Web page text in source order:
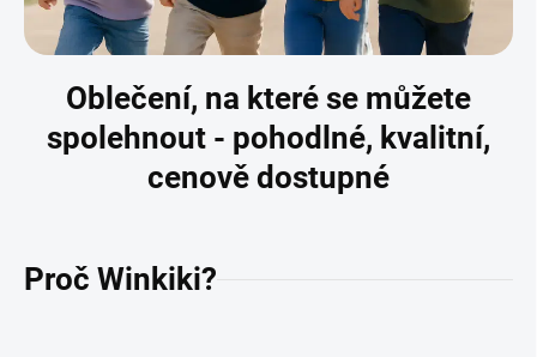
Oblečení, na které se můžete
spolehnout - pohodlné, kvalitní,
cenově dostupné
Proč Winkiki?